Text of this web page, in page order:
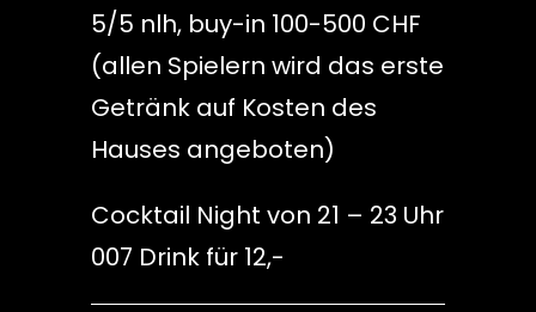
5/5 nlh, buy-in 100-500 CHF
(allen Spielern wird das erste
Getränk auf Kosten des
Hauses angeboten)
Cocktail Night von 21 – 23 Uhr
007 Drink für 12,-